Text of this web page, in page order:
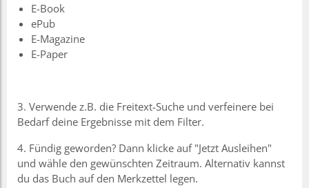
E-Book
ePub
E-Magazine
E-Paper
3. Verwende z.B. die Freitext-Suche und verfeinere bei
Bedarf deine Ergebnisse mit dem Filter.
4. Fündig geworden? Dann klicke auf "Jetzt Ausleihen"
und wähle den gewünschten Zeitraum. Alternativ kannst
du das Buch auf den Merkzettel legen.